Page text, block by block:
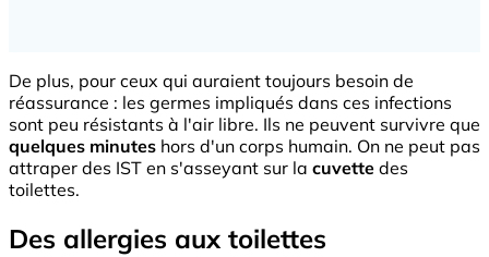
De plus, pour ceux qui auraient toujours besoin de
réassurance : les germes impliqués dans ces infections
sont peu résistants à l'air libre. Ils ne peuvent survivre que
quelques minutes hors d'un corps humain. On ne peut pas
attraper des IST en s'asseyant sur la cuvette des
toilettes.
Des allergies aux toilettes